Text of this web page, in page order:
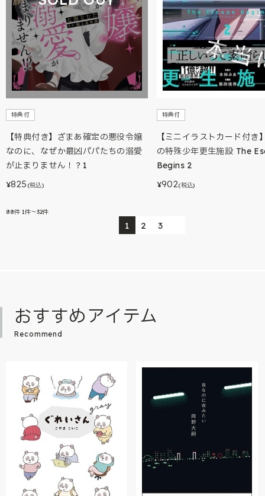
特典付
【特典付き】ざまあ確定の悪役令嬢
なのに、なぜか最凶パパたちの溺愛
が止まりません！？1
¥825 (税込)
特典付
【ミニイラストカード付き
の特殊少年更生施設 The
Begins 2
¥902(税込)
88件 1件～32件
1 2 3
おすすめアイテム
Recommend